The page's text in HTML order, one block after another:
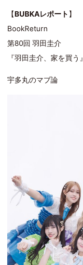
【BUBKAレポート 】
BookReturn
第80回 羽田圭介
『羽田圭介、家を買う』
宇多丸のマブ論